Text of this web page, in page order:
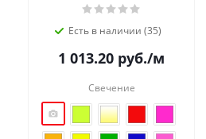
Есть в наличии (35)
1 013.20 руб./м
Свечение